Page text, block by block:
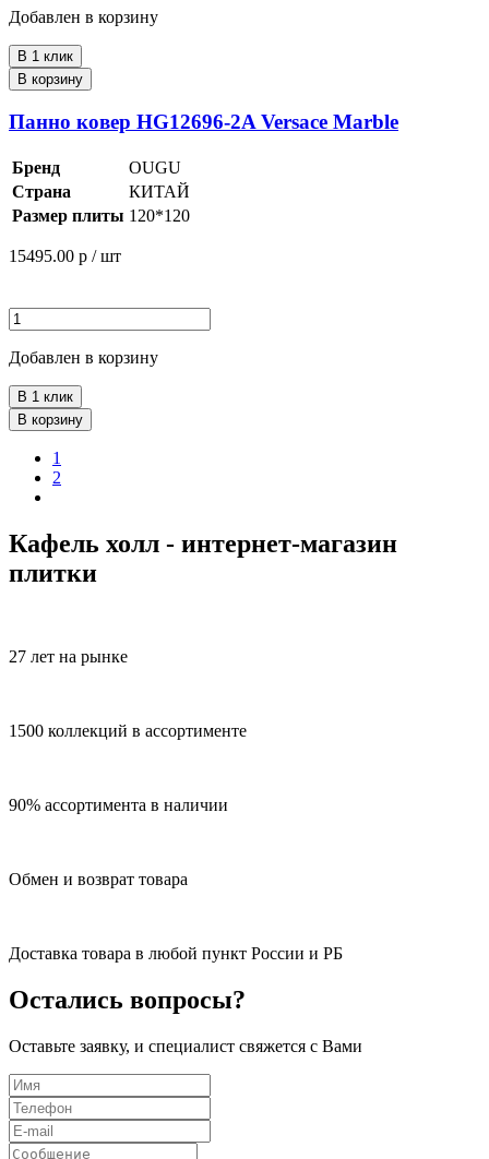
Добавлен в корзину
В 1 клик
В корзину
Панно ковер HG12696-2A Versace Marble
Бренд
OUGU
Страна
КИТАЙ
Размер плиты 120*120
15495.00 р / шт
Добавлен в корзину
В 1 клик
В корзину
1
2
Кафель холл - интернет-магазин
плитки
27 лет на рынке
1500 коллекций в ассортименте
90% ассортимента в наличии
Обмен и возврат товара
Доставка товара в любой пункт России и РБ
Остались вопросы?
Оставьте заявку, и специалист свяжется с Вами